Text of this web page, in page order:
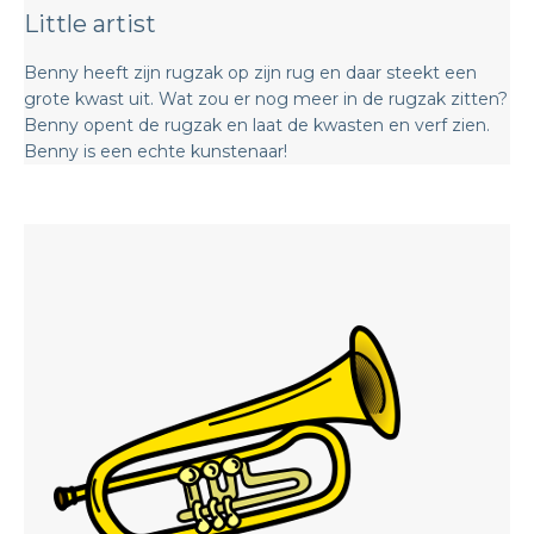
Little artist
Benny heeft zijn rugzak op zijn rug en daar steekt een
grote kwast uit. Wat zou er nog meer in de rugzak zitten?
Benny opent de rugzak en laat de kwasten en verf zien.
Benny is een echte kunstenaar!